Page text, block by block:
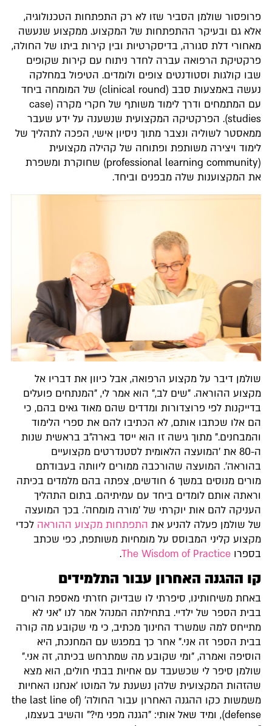
פרופסור שולמן הסביר שזו לא רק התפתחות הטכנולוגיה,
אלא גם ובעיקר ההתפתחות של המקצוע. ממקצוע שנעשה
מאחורי דלת סגורה, בדיסקרטיות ובין קירות ביתו של החולה,
פרקטיקת הרפואה עברה לחדר ניתוח עם קירות שקופים
שבו קולגות וסטודנטים צופים ולומדים. הטיפול במחלקה
נעשה באמצעות סבב (clinical round) של המומחה ביחד
עם המתמחים ודרך לימוד משותף של חקרי מקרה (case
studies). הפרקטיקה המקצועית שנשענה על ידע שעבר
ממאסטר לשוליה ונצבר מתוך ניסיון אישי, הפכה לתהליך של
לימוד ויצירה משותפת ופתוחה של קהילה מקצועית
(professional learning community) שחוקרת ומשפרת
את המקצוענות שלה מבפנים וביחד.
שולמן דיבר על מקצוע הרפואה, אבל כיוון את דבריו אל
מקצוע ההוראה. "שים לב," הוא אמר לי, "המנתחים פועלים
בדייקנות לפי פרוצדורות ומדדים שהם מאוד גאים בהם, כי
הם אלו שכתבו אותם, לא הכתיבו להם את ספרי הלימוד
והמבחנים." מתוך גישה זו הוא ייסד בארה"ב בראשית שנות
ה-80 את 'המועצה הלאומית לסטנדרטים מקצועיים
בהוראה'. המועצה שהורכבה ממורים ליוותה בעבודתם
מורים מנוסים במשך 6 חודשים, צפתה בהם מלמדים בכיתה
וראתה אותם לומדים ביחד עם עמיתיהם. בתום התהליך
העניקה להם אות יוקרתי של 'מורה מומחה'. בכך המועצה
של שולמן פעלה להניע את התפתחות מקצוע ההוראה לכדי
מקצוע קליני המבוסס על מומחיות משותפת, כפי שכתב
בספרו The Wisdom of Practice
.
קו ההגנה האחרון עבור התלמידים
באחת משיחותינו, סיפרתי לו שבדיוק חזרתי מאספת הורים
בבית הספר של ילדיי. בתחילתה המנהל אמר לנו "אני לא
מתייחס למה שמשרד החינוך מכתיב, כי מי שקובע מה קורה
בבית הספר זה אני." אחר כך במפגש עם המחנכת, היא
הוסיפה ואמרה, "ומי שקובע מה שמתרחש בכיתה, זה אני."
שולמן סיפר לי שכשעבד עם אחיות בבתי חולים, הוא מצא
שהזהות המקצועית שלהן נשענת על המוטו 'אנחנו האחיות
משמשות כקו ההגנה האחרון עבור החולה' (the last line of
defense), ומיד שאל אותי: "הגנה מפני מי?" והשיב בעצמו,